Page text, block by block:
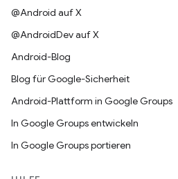
@Android auf X
@AndroidDev auf X
Android-Blog
Blog für Google-Sicherheit
Android-Plattform in Google Groups
In Google Groups entwickeln
In Google Groups portieren